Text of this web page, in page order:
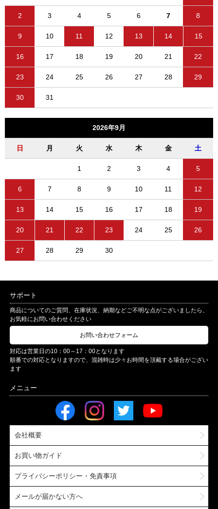
2 3 4 5 6 7 8
9 10 11 12 13 14 15
16 17 18 19 20 21 22
23 24 25 26 27 28 29
30 31
2026年9月
日 月 火 水 木 金 土
1 2 3 4 5
6 7 8 9 10 11 12
13 14 15 16 17 18 19
20 21 22 23 24 25 26
27 28 29 30
サポート
商品についてのご質問、在庫状況、納期などご不明な点がございましたら、
お気軽にお問い合わせください
お問い合わせフォーム
対応は営業日の10：00～17：00となります
順番での対応となりますので、混雑時は少々お時間を頂戴する場合がござい
ます
会社概要
お買い物ガイド
プライバシーポリシー・免責事項
メールが届かない方へ